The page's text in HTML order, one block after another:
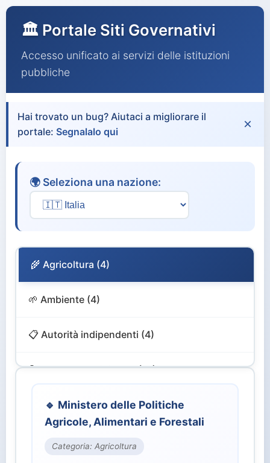
🏛️ Portale Siti Governativi
Accesso unificato ai servizi delle istituzioni
pubbliche
Hai trovato un bug? Aiutaci a migliorare il
portale: Segnalalo qui ×
🌍 Seleziona una nazione:
🌾 Agricoltura (4)
🌱 Ambiente (4)
📋 Autorità indipendenti (4)
🔍 Controllo e Vigilanza (12)
🎨 Cultura e Turismo (4)
💻 Digitale e Innovazione (4)
🔹 Ministero delle Politiche
Agricole, Alimentari e Forestali
Categoria: Agricoltura